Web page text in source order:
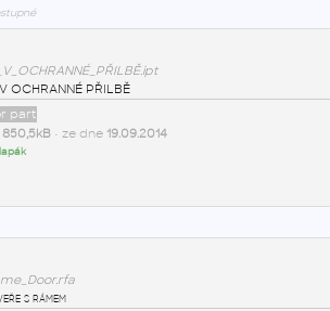
OCHRANNÉ PŘILBĚ
part
850,5kB• ze dne 19.09.2014
s rámem